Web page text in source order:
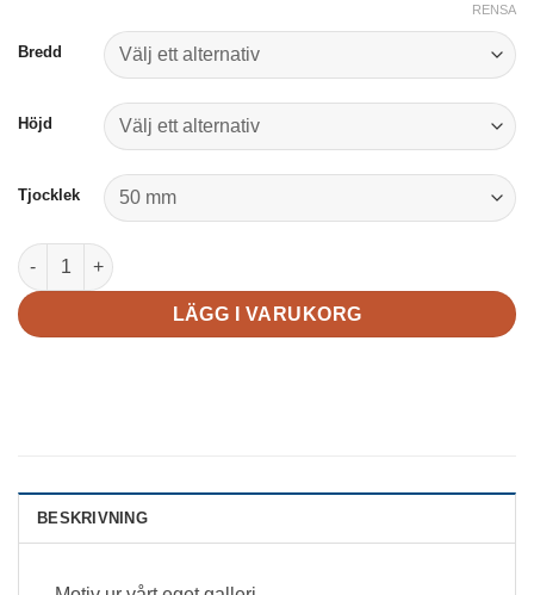
Bredd
Höjd
Tjocklek
RENSA
The body mängd
LÄGG I VARUKORG
BESKRIVNING